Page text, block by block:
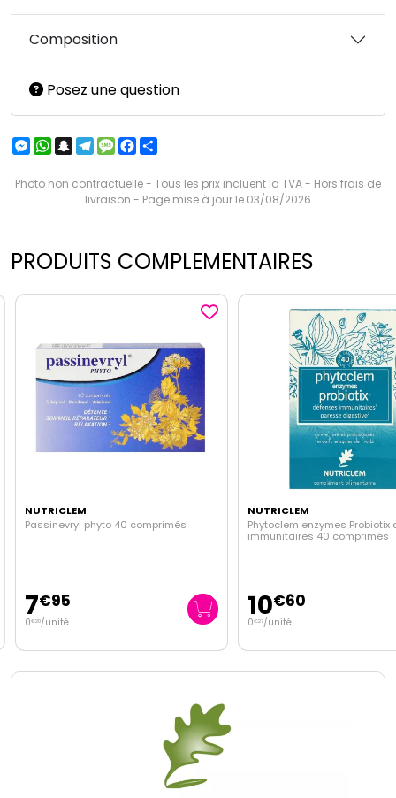
Composition
Posez une question
Messenger
WhatsApp
Snapchat
Telegram
MessageFacebook
Photo non contractuelle - Tous les prix incluent la TVA - Hors frais de
livraison - Page mise à jour le 03/08/2026
PRODUITS COMPLEMENTAIRES
NUTRICLEM
Passinevryl phyto 40 comprimés
7€95
0€20/unité
NUTRICLEM
Phytoclem enzymes Probiotix
immunitaires 40 comprimés
10€60
0€27/unité